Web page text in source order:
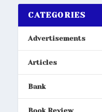
CATEGORIES
Advertisements
Articles
Bank